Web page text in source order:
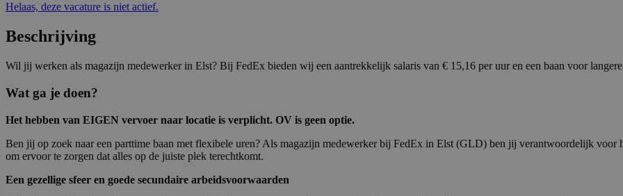
Helaas, deze vacature is niet actief.
Beschrijving
Wil jij werken als magazijn medewerker in Elst? Bij FedEx bieden wij een aantrekkelijk salaris van € 15,16 per uur en een baan voor
Wat ga je doen?
Het hebben van EIGEN vervoer naar locatie is verplicht. OV is geen optie.
Ben jij op zoek naar een parttime baan met flexibele uren? Als magazijn medewerker bij FedEx in Elst (GLD) ben jij verantwoordelijk voor
om ervoor te zorgen dat alles op de juiste plek terechtkomt.
Een gezellige sfeer en goede secundaire arbeidsvoorwaarden